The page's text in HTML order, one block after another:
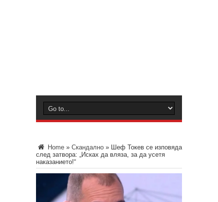
Home » Скандално » Шеф Токев се изповяда
след затвора: „Исках да вляза, за да усетя
наказанието!“